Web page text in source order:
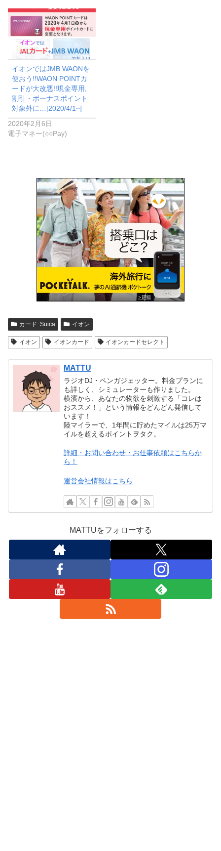
イオンではJMB WAONを
使おう!!WAON POINTカ
ードが大改悪!!現金専用,
割引・ボーナスポイント
対象外に…[2020/4/1~]
2020年2月6日
電子マネー(○○Pay)
カード･Suica イオン
イオン イオンカード イオンカードセレクト
MATTU
ラジオDJ・ペンガジェッター。料金プランに
も詳しく、シミュレーターも作りました。
横濱から、あなたの物欲を刺激する「コレは
おススメ！」という情報をどんどん発信して
います！
陸マイラーで、1年間に貯めたマイルは25万マ
イルを超えるポイントヲタク。
詳細・お問い合わせ・お仕事依頼はこちらか
ら！
運営会社情報はこちら
MATTUをフォローする